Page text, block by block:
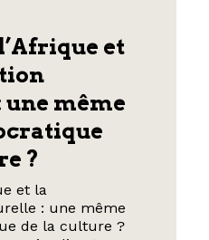
et
même
?
et la
: une même
de la culture ?